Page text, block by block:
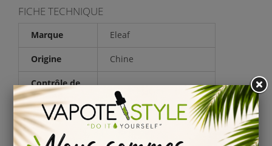
FICHE TECHNIQUE
Marque Eleaf
Origine Chine
Contrôle de
température
Non
Question (0)